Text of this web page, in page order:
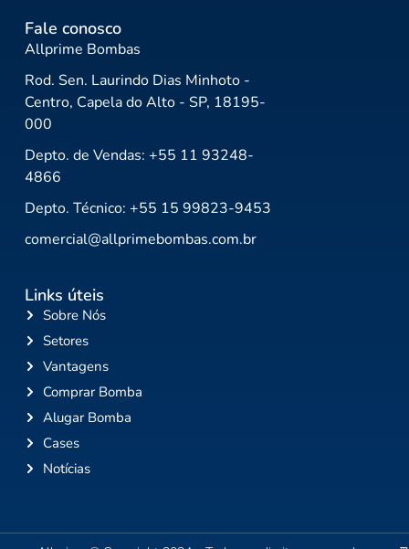
Links úteis
Sobre Nós
Setores
Vantagens
Comprar Bomba
Alugar Bomba
Cases
Notícias
Fale conosco
Allprime Bombas
Rod. Sen. Laurindo Dias Minhoto -
Centro, Capela do Alto - SP, 18195-
000
Depto. de Vendas: +55 11 93248-
4866
Depto. Técnico: +55 15 99823-9453
comercial@allprimebombas.com.br